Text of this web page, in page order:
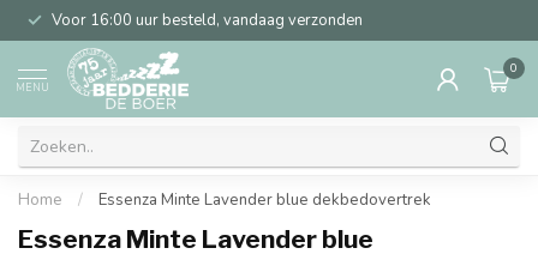
Voor 16:00 uur besteld, vandaag verzonden
MENU
0
Home / Essenza Minte Lavender blue dekbedovertrek
Essenza Minte Lavender blue